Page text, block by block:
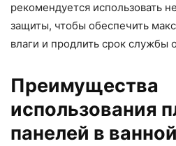
рекомендуется использовать
защиты, чтобы обеспечить
влаги и продлить срок службы
Преимущества
использования
панелей в